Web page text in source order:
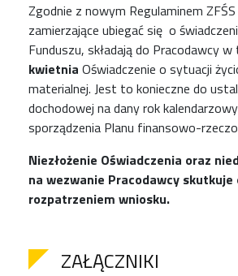
Zgodnie z nowym Regulaminem
zamierzające ubiegać się o
Funduszu, składają do Pracodawcy w
kwietnia Oświadczenie o sytuacji
materialnej. Jest to konieczne do
dochodowej na dany rok
sporządzenia Planu finansowo-
Niezłożenie Oświadczenia oraz
na wezwanie Pracodawcy skutkuje
rozpatrzeniem wniosku.
ZAŁĄCZNIKI